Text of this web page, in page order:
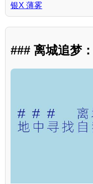
银X 薄雾
### 离城追梦